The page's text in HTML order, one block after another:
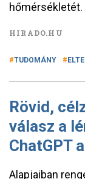
hőmérsékletét.
HIRADO.HU
TUDOMÁNY ELTE
Rövid,
válasz a
ChatGPT
Alapjaiban